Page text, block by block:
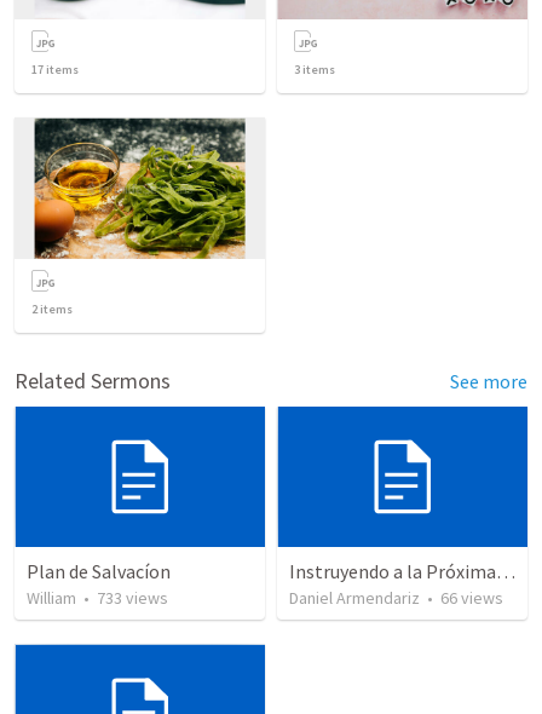
17 items 3 items
2items
Related Sermons See more
Plan de Salvacíon
William • 733 views
Instruyendo a la Próxima Generación: La Salvación en Nuestras Manos
Daniel Armendariz • 66views